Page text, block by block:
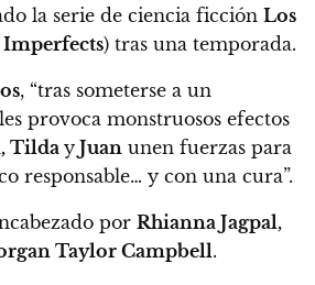
la serie de ciencia ficción Los
Imperfects) tras una temporada.
, “tras someterse a un
provoca monstruosos efectos
Tilda y Juan unen fuerzas para
responsable… y con una cura”.
por Rhianna Jagpal,
Taylor Campbell.